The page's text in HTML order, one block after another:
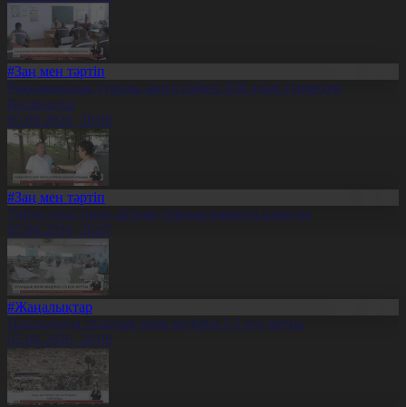
#Заң мен тәртіп
Рақымшылық туралы заңға сәйкес 620 адам түрмеден
босатылды
05.08.2026, 20:09
#Заң мен тәртіп
Тойда теріс пікір айтқан тұрғын қамауға алынды
05.08.2026, 20:07
#Жаңалықтар
Павлодарда отандық өнім өндірісі 1,5 есе артты
05.08.2026, 20:06